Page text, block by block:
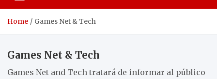
Home Games Net & Tech
Games Net & Tech
Games Net and Tech tratará de informar al público